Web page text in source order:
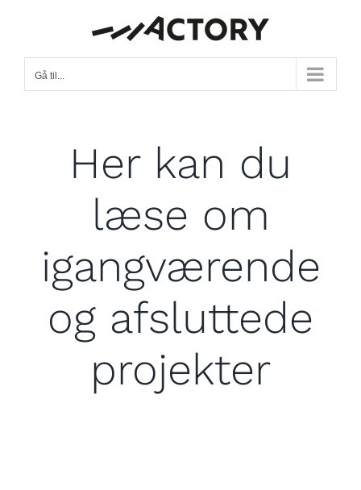
content
Gå til...
Her kan du
læse om
igangværende
og afsluttede
projekter